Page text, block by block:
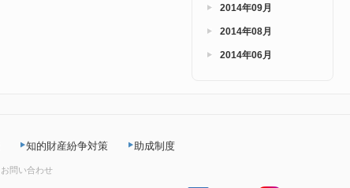
2014年09月
2014年08月
2014年06月
知的財産紛争対策 助成制度
お問い合わせ